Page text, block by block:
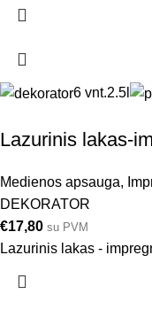
6 vnt.2.5l
Lazurinis lakas-
Medienos apsauga,
DEKORATOR
€17,80 su PVM
Lazurinis lakas -